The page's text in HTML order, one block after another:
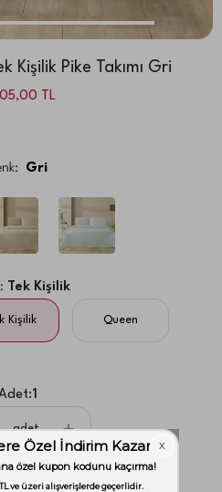
Kişilik Pike Takımı Gri
TL
Gri
Tek Kişilik
Kişilik Queen
1
adet